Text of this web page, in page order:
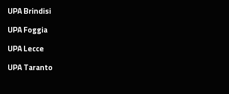
UPA Brindisi
UPA Foggia
UPA Lecce
UPA Taranto